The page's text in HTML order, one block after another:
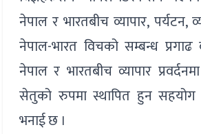
नेपाल र भारतबीच व्यापार,
नेपाल-भारत विचको सम्बन्ध
नेपाल र भारतबीच व्यापार
सेतुको रुपमा स्थापित हुन सहयोग
भनाई छ ।